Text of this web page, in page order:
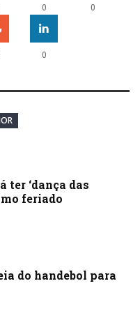
0 0
0
ter ‘dança das
feriado
do handebol para